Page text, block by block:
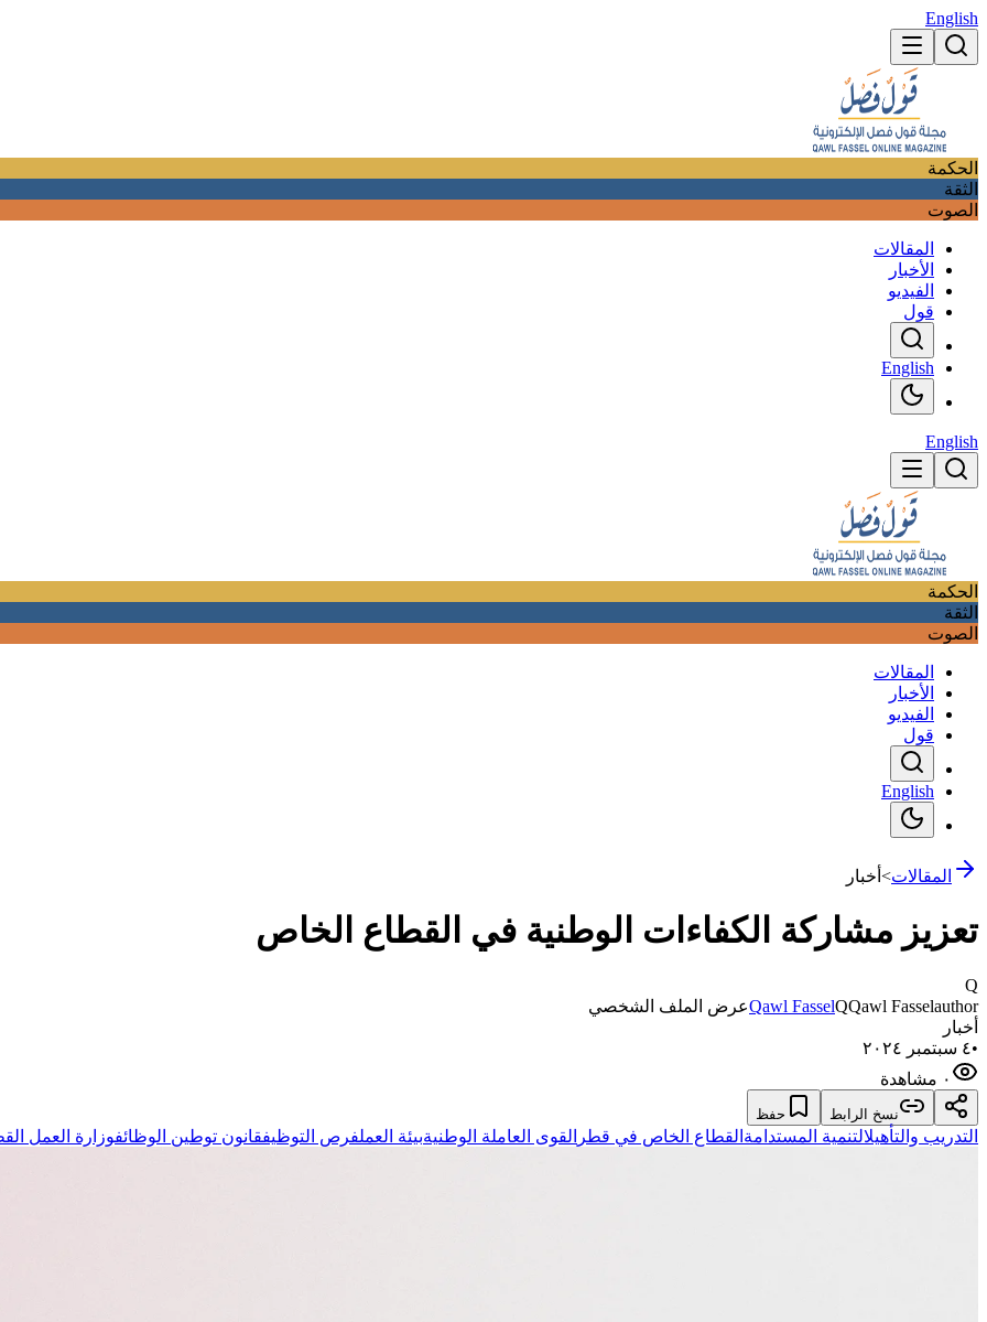
English
الحكمة
الثقة
الصوت
المقالات
الأخبار
الفيديو
قول
English
English
الحكمة
الثقة
الصوت
المقالات
الأخبار
الفيديو
قول
English
المقالات> أخبار
تعزيز مشاركة الكفاءات الوطنية في القطاع الخاص
Q
Qawl FasselQQawl Fasselauthor
عرض الملف الشخصي
أخبار
•٤ سبتمبر ٢٠٢٤
٠ مشاهدة
نسخ الرابط حفظ
التدريب والتأهيلالتنمية المستدامة القطاع الخاص في قطر القوى العاملة الوطنيةبيئة العملفرص التوظيفقانون توطين الوظائفوزارة العمل